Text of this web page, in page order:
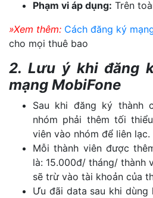
Phạm vi áp dụng: Trên
»Xem thêm: Cách đăng ký
cho mọi thuê bao
2. Lưu ý khi đăng
mạng MobiFone
Sau khi đăng ký thành
nhóm phải thêm tối
viên vào nhóm để liên lạc.
Mỗi thành viên được
là: 15.000đ/ tháng/ thành
sẽ trừ vào tài khoản của
Ưu đãi data sau khi